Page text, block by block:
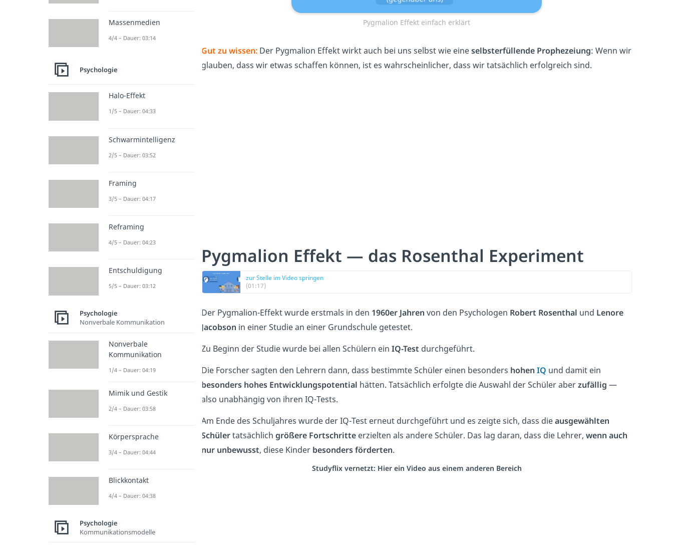
Pygmalion Effekt einfach erklärt
Gut zu wissen: Der Pygmalion Effekt wirkt auch bei uns selbst wie eineselbsterfüllende Prophezeiung: Wenn wir
glauben, dass wir etwas schaffen können, ist es wahrscheinlicher, dass wir tatsächlich erfolgreich sind.
Pygmalion Effekt — das Rosenthal Experiment
zur Stelle im Video springen
(01:17)
Der Pygmalion-Effekt wurde erstmals in den 1960er Jahren von den Psychologen Robert Rosenthal und Lenore
Jacobson in einer Studie an einer Grundschule getestet.
Zu Beginn der Studie wurde bei allen Schülern ein IQ-Test durchgeführt.
Die Forscher sagten den Lehrern dann, dass bestimmte Schüler einen besonders hohen IQ und damit ein
besonders hohes Entwicklungspotential hätten. Tatsächlich erfolgte die Auswahl der Schüler aberzufällig —
also unabhängig von ihren IQ-Tests.
Am Ende des Schuljahres wurde der IQ-Test erneut durchgeführt und es zeigte sich, dass dieausgewählten
Schülertatsächlich größere Fortschritte erzielten als andere Schüler. Das lag daran, dass die Lehrer, wenn auch
nur unbewusst, diese Kinder besonders förderten.
Studyflix vernetzt: Hier ein Video aus einem anderen Bereich
Massenmedien
4/4 – Dauer: 03:14
Psychologie
Halo-Effekt
1/5 – Dauer: 04:33
Schwarmintelligenz
2/5 – Dauer: 03:52
Framing
3/5 – Dauer: 04:17
Reframing
4/5 – Dauer: 04:23
Entschuldigung
5/5 – Dauer: 03:12
Psychologie
Nonverbale Kommunikation
Nonverbale
Kommunikation
1/4 – Dauer: 04:19
Mimik und Gestik
2/4 – Dauer: 03:58
Körpersprache
3/4 – Dauer: 04:44
Blickkontakt
4/4 – Dauer: 04:38
Psychologie
Kommunikationsmodelle